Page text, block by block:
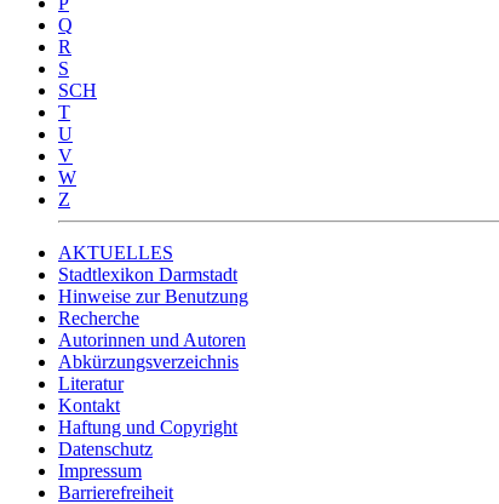
Q
R
S
SCH
T
U
V
W
Z
AKTUELLES
Stadtlexikon Darmstadt
Hinweise zur Benutzung
Recherche
Autorinnen und Autoren
Abkürzungsverzeichnis
Literatur
Kontakt
Haftung und Copyright
Datenschutz
Impressum
Barrierefreiheit